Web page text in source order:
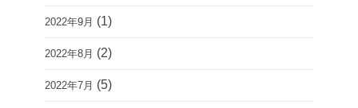
2022年9月 (1)
2022年8月 (2)
2022年7月 (5)